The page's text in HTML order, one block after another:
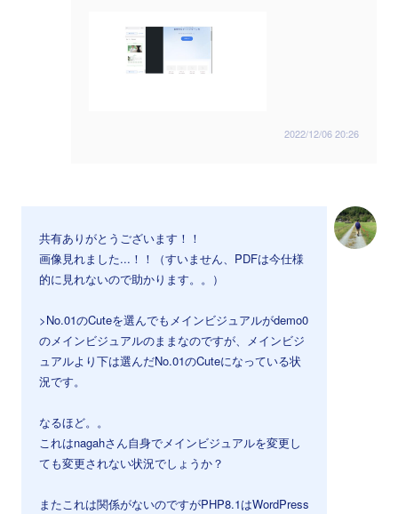
2022/12/06 20:26
共有ありがとうございます！！
画像見れました...！！（すいません、PDFは今仕様
的に見れないので助かります。。）
>No.01のCuteを選んでもメインビジュアルがdemo0
のメインビジュアルのままなのですが、メインビジ
ュアルより下は選んだNo.01のCuteになっている状
況です。
なるほど。。
これはnagahさん自身でメインビジュアルを変更し
ても変更されない状況でしょうか？
またこれは関係がないのですがPHP8.1はWordPress